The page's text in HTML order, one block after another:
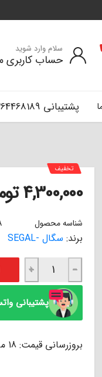
پشتیبانی 09364468189 --- 09125236176
سلام وارد شوید
حساب کاربری
تخفیف
4,300,000
شناسه محصول
برند: سگال -SEGAL
لنت ترمز جلو هاوال H2 سگال SEGAL عدد
−
+
پشتیبانی
بروزرسانی قیمت: 18 مرداد 1405